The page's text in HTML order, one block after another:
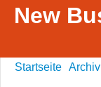
New
Startseite Archiv